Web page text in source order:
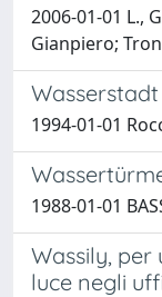
2006-01-01 L.,
Gianpiero;
1994-01-01
1988-01-01
Wassily,
luce negli